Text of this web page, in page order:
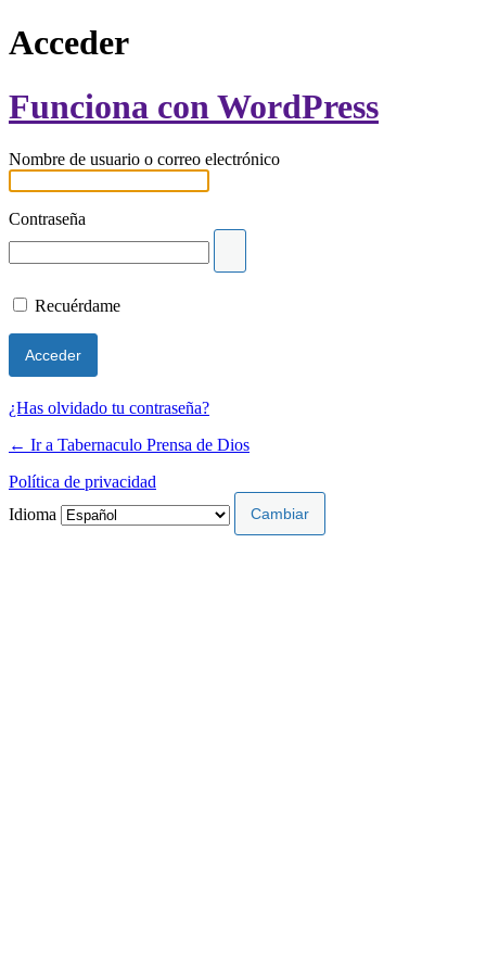
Acceder
Funciona con WordPress
Nombre de usuario o correo electrónico
Contraseña
Recuérdame
¿Has olvidado tu contraseña?
← Ir a Tabernaculo Prensa de Dios
Política de privacidad
Idioma